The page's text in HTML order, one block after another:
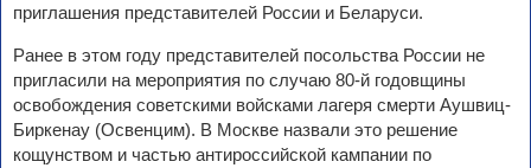
приглашения представителей России и Беларуси.
Ранее в этом году представителей посольства России не
пригласили на мероприятия по случаю 80-й годовщины
освобождения советскими войсками лагеря смерти Аушвиц-
Биркенау (Освенцим). В Москве назвали это решение
кощунством и частью антироссийской кампании по